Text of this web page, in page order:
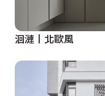
洄漣丨北歐風